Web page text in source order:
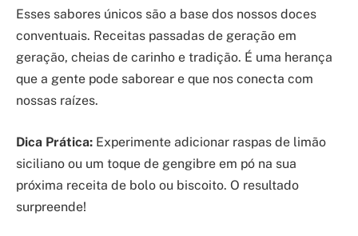
Esses sabores únicos são a base dos nossos doces
conventuais. Receitas passadas de geração em
geração, cheias de carinho e tradição. É uma herança
que a gente pode saborear e que nos conecta com
nossas raízes.
Dica Prática: Experimente adicionar raspas de limão
siciliano ou um toque de gengibre em pó na sua
próxima receita de bolo ou biscoito. O resultado
surpreende!